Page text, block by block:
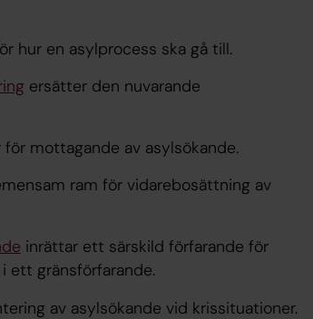
hur en asylprocess ska gå till.
ersätter den nuvarande
mottagande av asylsökande.
ram för vidarebosättning av
inrättar ett särskild förfarande för
ett gränsförfarande.
av asylsökande vid krissituationer.